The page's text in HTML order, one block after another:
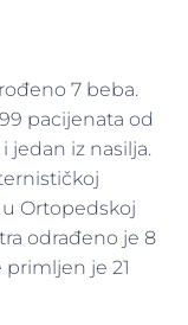
7 beba.
pacijenata od
jedan iz nasilja.
Ortopedskoj
odrađeno je 8
je 21